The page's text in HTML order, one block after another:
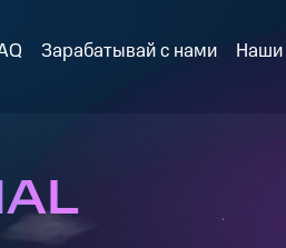
Зарабатывай с нами Наши